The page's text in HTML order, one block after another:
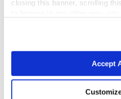
closing this banner, scrolling
Accept